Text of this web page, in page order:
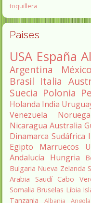
toquillera
Paises
USA España
Argentina México
Brasil Italia
Suecia Polonia
Holanda India
Venezuela
Noruega
Nicaragua Australia
Dinamarca Sudáfrica
Egipto
Marruecos
Andalucía
Hungria
Bulgaria Nueva Zelanda
Arabia Saudí Cabo
Somalia Bruselas Libia
Tanzania
Albania Angola